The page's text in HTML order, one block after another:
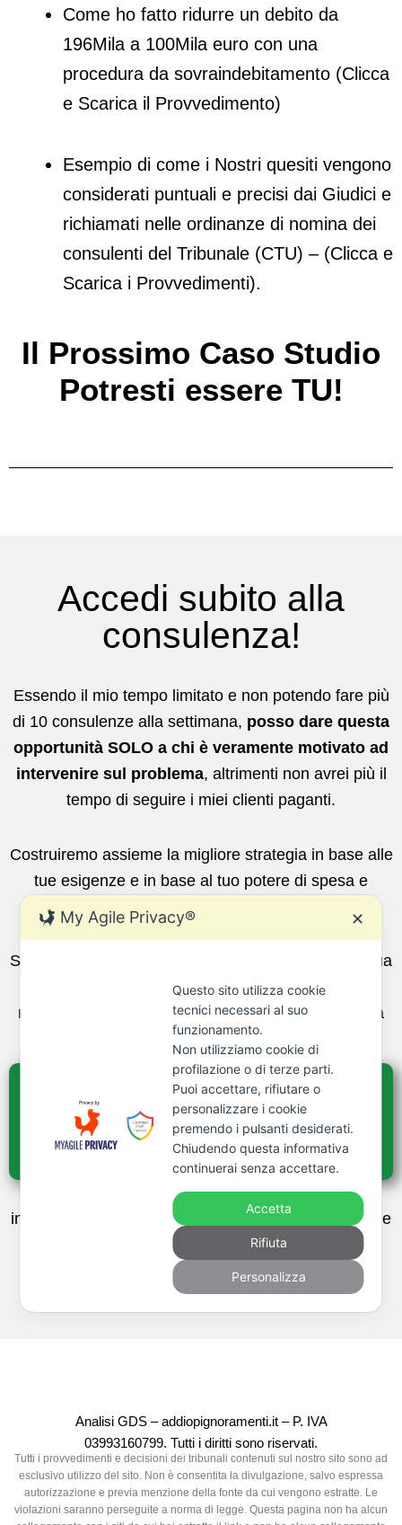
Come ho fatto ridurre un debito da
196Mila a 100Mila euro con una
procedura da sovraindebitamento (Clicca
e Scarica il Provvedimento)
Esempio di come i Nostri quesiti vengono
considerati puntuali e precisi dai Giudici e
richiamati nelle ordinanze di nomina dei
consulenti del Tribunale (CTU) – (Clicca e
Scarica i Provvedimenti).
Il Prossimo Caso Studio
Potresti essere TU!
Accedi subito alla
consulenza!
Essendo il mio tempo limitato e non potendo fare più
di 10 consulenze alla settimana, posso dare questa
opportunità SOLO a chi è veramente motivato ad
intervenire sul problema, altrimenti non avrei più il
tempo di seguire i miei clienti paganti.
Costruiremo assieme la migliore strategia in base alle
tue esigenze e in base al tuo potere di spesa e
insieme otterremo il massimo risultato possibile.
Se durante la consulenza mi renderò conto che la tua
pratica non è fattibile e priva di soluzione, ti
rimborserò le somme corrisposte per la consulenza
preliminare.
Clicca Qui E Fatti Aiutare
In Una Prima Consulenza
Gratuita
Se preferisci contattarci con una e-mail, puoi farlo
inviandola all’indirizzo contatti@fattirimborsare.com
e
ricordati di lasciare i tuoi recapiti per essere
ricontattato.
Analisi GDS – addiopignoramenti.it – P. IVA
03993160799. Tutti i diritti sono riservati.
Tutti i provvedimenti e decisioni dei tribunali contenuti sul nostro sito sono ad
esclusivo utilizzo del sito. Non è consentita la divulgazione, salvo espressa
autorizzazione e previa menzione della fonte da cui vengono estratte. Le
violazioni saranno perseguite a norma di legge. Questa pagina non ha alcun
My Agile Privacy® ✕
Questo sito utilizza cookie
tecnici necessari al suo
funzionamento.
Non utilizziamo cookie di
profilazione o di terze parti.
Puoi accettare, rifiutare o
personalizzare i cookie
premendo i pulsanti desiderati.
Chiudendo questa informativa
continuerai senza accettare.
Accetta
Rifiuta
Personalizza